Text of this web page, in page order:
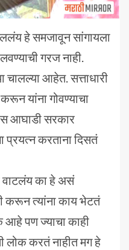
हे समजावून सांगायला
गरज नाही.
आहेत. सत्ताधारी
यांना गोवण्याचा
आघाडी सरकार
प्रयत्न करताना दिसतं
वाटलंय का हे असं
करून त्यांना काय भेटतं
पण ज्याचा काही
लोक करतं नाहीत मग हे